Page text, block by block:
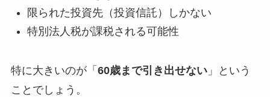
限られた投資先（投資信託）しかない
特別法人税が課税される可能性
特に大きいのが「 60歳まで引き出せない」という
ことでしょう。